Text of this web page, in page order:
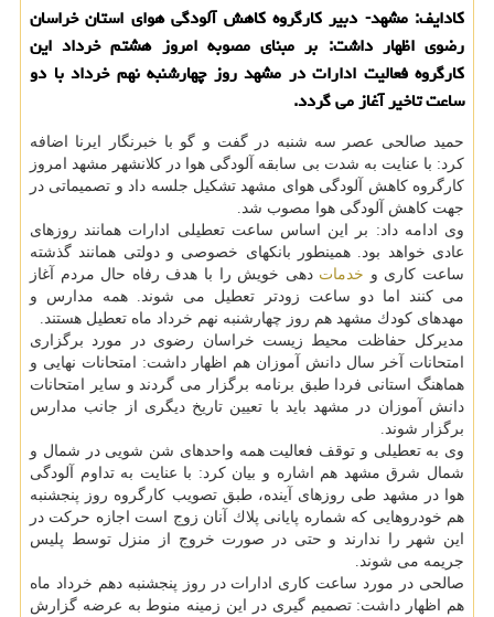
كادایف: مشهد- دبیر كارگروه كاهش آلودگی هوای استان خراسان
رضوی اظهار داشت: بر مبنای مصوبه امروز هشتم خرداد این
كارگروه فعالیت ادارات در مشهد روز چهارشنبه نهم خرداد با دو
ساعت تاخیر آغاز می گردد.
حمید صالحی عصر سه شنبه در گفت و گو با خبرنگار ایرنا اضافه
كرد: با عنایت به شدت بی سابقه آلودگی هوا در كلانشهر مشهد امروز
كارگروه كاهش آلودگی هوای مشهد تشكیل جلسه داد و تصمیماتی در
جهت كاهش آلودگی هوا مصوب شد.
وی ادامه داد: بر این اساس ساعت تعطیلی ادارات همانند روزهای
عادی خواهد بود. همینطور بانكهای خصوصی و دولتی همانند گذشته
ساعت كاری و خدمات دهی خویش را با هدف رفاه حال مردم آغاز
می كنند اما دو ساعت زودتر تعطیل می شوند. همه مدارس و
مهدهای كودك مشهد هم روز چهارشنبه نهم خرداد ماه تعطیل هستند.
مدیركل حفاظت محیط زیست خراسان رضوی در مورد برگزاری
امتحانات آخر سال دانش آموزان هم اظهار داشت: امتحانات نهایی و
هماهنگ استانی فردا طبق برنامه برگزار می گردند و سایر امتحانات
دانش آموزان در مشهد باید با تعیین تاریخ دیگری از جانب مدارس
برگزار شوند.
وی به تعطیلی و توقف فعالیت همه واحدهای شن شویی در شمال و
شمال شرق مشهد هم اشاره و بیان كرد: با عنایت به تداوم آلودگی
هوا در مشهد طی روزهای آینده، طبق تصویب كارگروه روز پنجشنبه
هم خودروهایی كه شماره پایانی پلاك آنان زوج است اجازه حركت در
این شهر را ندارند و حتی در صورت خروج از منزل توسط پلیس
جریمه می شوند.
صالحی در مورد ساعت كاری ادارات در روز پنجشنبه دهم خرداد ماه
هم اظهار داشت: تصمیم گیری در این زمینه منوط به عرضه گزارش